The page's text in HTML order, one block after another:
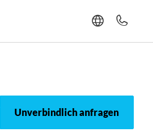
Unverbindlich anfragen